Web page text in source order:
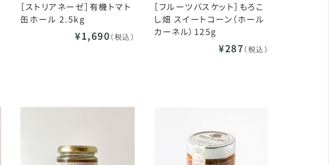
［ストリアネーゼ］有機トマト
缶ホール 2.5kg
¥1,690（税込）
［フルーツバスケット］もろこ
し畑 スイートコーン（ホール
カーネル）125g
¥287（税込）